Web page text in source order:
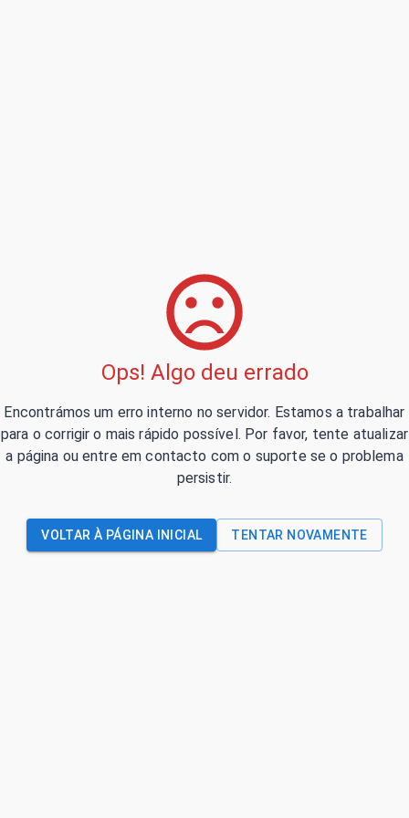
Ops! Algo deu errado
Encontrámos um erro interno no servidor. Estamos a trabalhar
para o corrigir o mais rápido possível. Por favor, tente atualizar
a página ou entre em contacto com o suporte se o problema
persistir.
VOLTAR À PÁGINA INICIAL TENTAR NOVAMENTE